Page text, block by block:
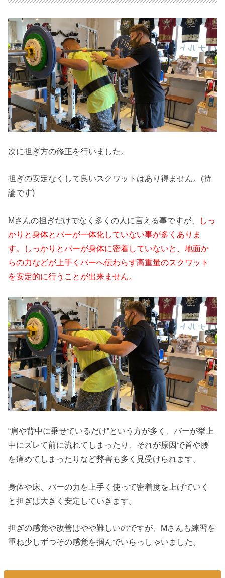
次に担ぎ方の修正を行いました。
担ぎの安定なくして良いスクワットはあり得ません。(持
論です)
Mさんの担ぎだけでなく多くの人に言える事ですが、
しっ
かりと身体とバーが一体化していない事が多くありま
す。しっかりとバーが身体に密着していないと、地面か
らの力などが上手くバーへ伝わらず高重量のスクワット
を安定的に行うことが出来ません。
“肩や背中に乗せているだけ”という方が多く、バーが挙上
中にズレて前に流れてしまったり、それが原因で首や腰
を痛めてしまったりなど弊害も多く見受けられます。
身体や床、バーの力を上手く使って密着度を上げていく
と担ぎは大きく安定していきます。
担ぎの感覚や改善はやや難しいのですが、Mさんも練習を
重ね少しずつその感覚を掴んでいらっしゃいました。